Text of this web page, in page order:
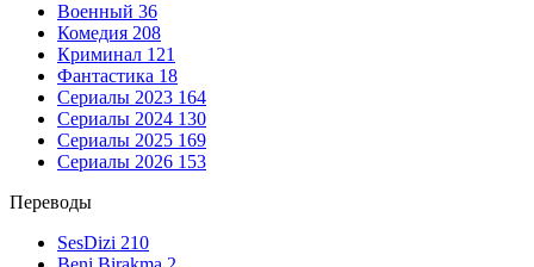
Военный 36
Комедия 208
Криминал 121
Фантастика 18
Сериалы 2023 164
Сериалы 2024 130
Сериалы 2025 169
Сериалы 2026 153
Переводы
SesDizi 210